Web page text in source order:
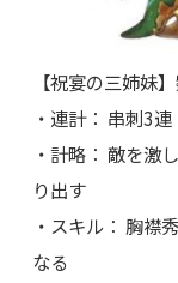
【祝宴の三姉妹
・連計： 串刺3連
・計略： 敵を激
り出す
・スキル： 胸襟
なる